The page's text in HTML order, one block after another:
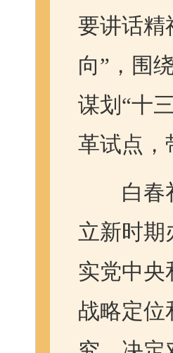
要讲话精
向”，围
谋划“十
革试点，
白春礼
立新时期
实党中央
战略定位